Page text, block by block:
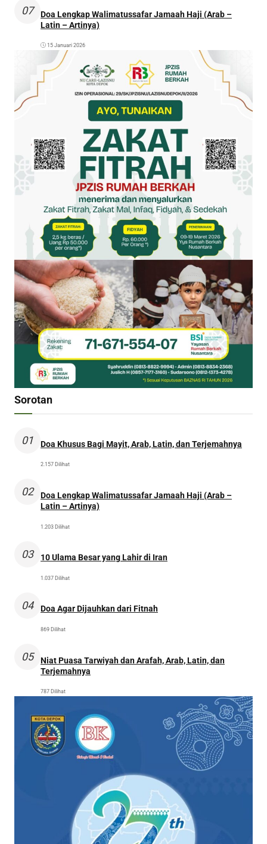
07
Doa Lengkap Walimatussafar Jamaah Haji (Arab –
Latin – Artinya)
15 Januari 2026
Sorotan
01 Doa Khusus Bagi Mayit, Arab, Latin, dan Terjemahnya
2.157 Dilihat
02
Doa Lengkap Walimatussafar Jamaah Haji (Arab –
Latin – Artinya)
1.203 Dilihat
03 10 Ulama Besar yang Lahir di Iran
1.037 Dilihat
04 Doa Agar Dijauhkan dari Fitnah
869 Dilihat
05
Niat Puasa Tarwiyah dan Arafah, Arab, Latin, dan
Terjemahnya
787 Dilihat